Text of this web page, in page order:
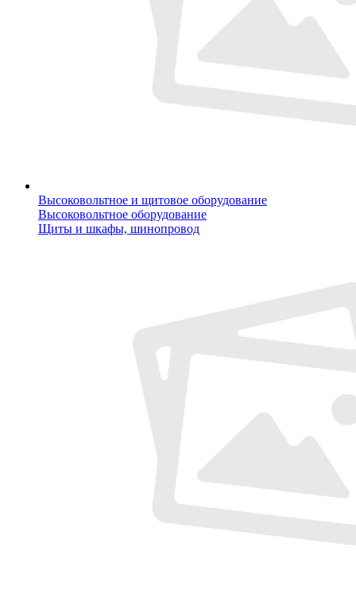
Высоковольтное и щитовое оборудование
Высоковольтное оборудование
Щиты и шкафы, шинопровод